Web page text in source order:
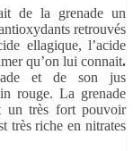
de la grenade un
retrouvés
ellagique, l’acide
qu’on lui connait.
et de son jus
rouge. La grenade
un très fort pouvoir
très riche en nitrates